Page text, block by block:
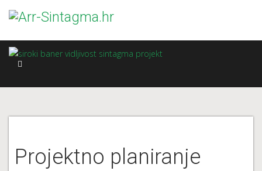
Projektno planiranje